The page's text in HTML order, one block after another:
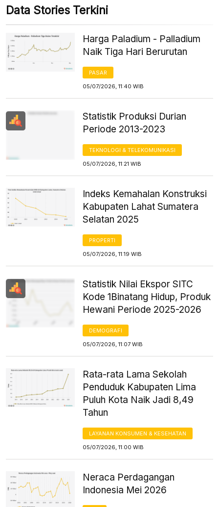
Data Stories Terkini
Harga Paladium - Palladium
Naik Tiga Hari Berurutan
PASAR
05/07/2026, 11:40 WIB
Statistik Produksi Durian
Periode 2013-2023
TEKNOLOGI & TELEKOMUNIKASI
05/07/2026, 11:21 WIB
Indeks Kemahalan Konstruksi
Kabupaten Lahat Sumatera
Selatan 2025
PROPERTI
05/07/2026, 11:19 WIB
Statistik Nilai Ekspor SITC
Kode 1Binatang Hidup, Produk
Hewani Periode 2025-2026
DEMOGRAFI
05/07/2026, 11:07 WIB
Rata-rata Lama Sekolah
Penduduk Kabupaten Lima
Puluh Kota Naik Jadi 8,49
Tahun
LAYANAN KONSUMEN & KESEHATAN
05/07/2026, 11:00 WIB
Neraca Perdagangan
Indonesia Mei 2026